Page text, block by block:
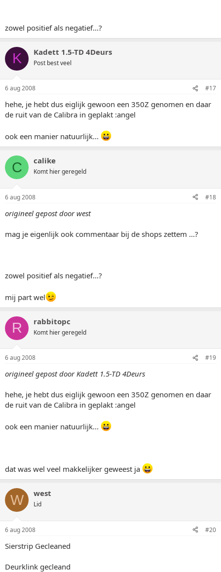
zowel positief als negatief...?
K Kadett 1.5-TD 4Deurs
Post best veel
6 aug 2008 #17
hehe, je hebt dus eiglijk gewoon een 350Z genomen en daar
de ruit van de Calibra in geplakt :angel
ook een manier natuurlijk...
C calike
Komt hier geregeld
6 aug 2008 #18
origineel gepost door west
mag je eigenlijk ook commentaar bij de shops zettem ...?
zowel positief als negatief...?
mij part wel
R rabbitopc
Komt hier geregeld
6 aug 2008 #19
origineel gepost door Kadett 1.5-TD 4Deurs
hehe, je hebt dus eiglijk gewoon een 350Z genomen en daar
de ruit van de Calibra in geplakt :angel
ook een manier natuurlijk...
dat was wel veel makkelijker geweest ja
W west
Lid
6 aug 2008 #20
Sierstrip Gecleaned
Deurklink gecleand